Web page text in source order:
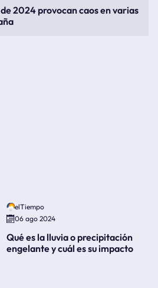
2024 provocan caos en varias
elTiempo
06 ago 2024
Qué es la lluvia o precipitación
engelante y cuál es su impacto